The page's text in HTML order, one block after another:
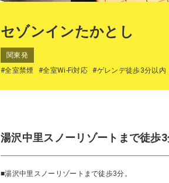
セゾンインたかとし
関東発
#全室禁煙
#全室Wi-Fi対応 #ゲレンデ徒歩3分以内
湯沢中里スノーリゾートまで徒歩3
■湯沢中里スノーリゾートまで徒歩3分。